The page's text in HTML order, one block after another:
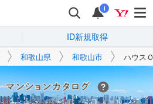
i
ID新規取得
和歌山県 和歌山市 ハウス
Yahoo!不動産